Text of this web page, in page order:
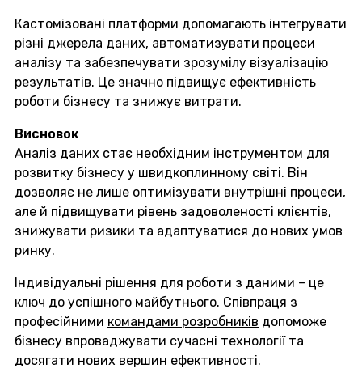
Кастомізовані платформи допомагають інтегрувати
різні джерела даних, автоматизувати процеси
аналізу та забезпечувати зрозумілу візуалізацію
результатів. Це значно підвищує ефективність
роботи бізнесу та знижує витрати.
Висновок
Аналіз даних стає необхідним інструментом для
розвитку бізнесу у швидкоплинному світі. Він
дозволяє не лише оптимізувати внутрішні процеси,
але й підвищувати рівень задоволеності клієнтів,
знижувати ризики та адаптуватися до нових умов
ринку.
Індивідуальні рішення для роботи з даними – це
ключ до успішного майбутнього. Співпраця з
професійними командами розробників допоможе
бізнесу впроваджувати сучасні технології та
досягати нових вершин ефективності.